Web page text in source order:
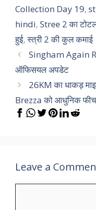
Collection Day 19,
hindi, Stree 2 का
हुई,स्त्री 2 की कुल कमाई
Singham Again
ऑफिसयल अपडेट
26KM का धाकड़
Brezza को आधुनिक
Leave a